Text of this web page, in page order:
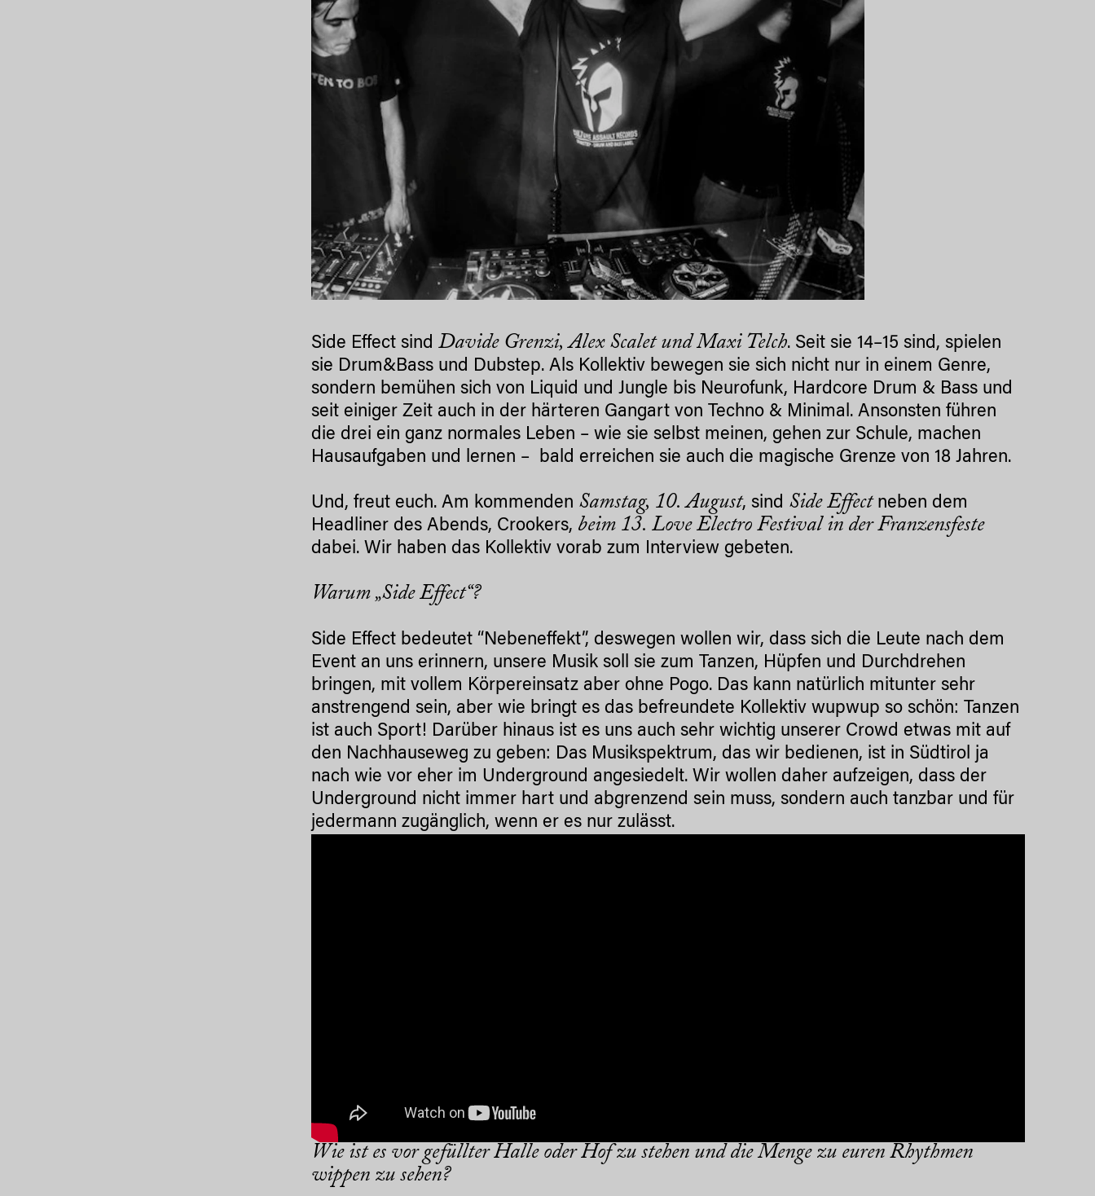
Side Effect sindDavide Grenzi, Alex Scalet und Maxi Telch. Seit sie 14–15 sind, spielen
sie Drum&Bass und Dubstep. Als Kollektiv bewegen sie sich nicht nur in einem Genre,
sondern bemühen sich von Liquid und Jungle bis Neurofunk, Hardcore Drum & Bass und
seit einiger Zeit auch in der härteren Gangart von Techno & Minimal. Ansonsten führen
die drei ein ganz normales Leben – wie sie selbst meinen, gehen zur Schule, machen
Hausaufgaben und lernen – bald erreichen sie auch die magische Grenze von 18 Jahren.
Und, freut euch. Am kommenden Samstag, 10. August, sind Side Effectneben dem
Headliner des Abends, Crookers, beim 13. Love Electro Festival in der Franzensfeste
dabei. Wir haben das Kollektiv vorab zum Interview gebeten.
Warum „Side Effect“?
Side Effect bedeutet “Nebeneffekt”, deswegen wollen wir, dass sich die Leute nach dem
Event an uns erinnern, unsere Musik soll sie zum Tanzen, Hüpfen und Durchdrehen
bringen, mit vollem Körpereinsatz aber ohne Pogo. Das kann natürlich mitunter sehr
anstrengend sein, aber wie bringt es das befreundete Kollektiv wupwup so schön: Tanzen
ist auch Sport! Darüber hinaus ist es uns auch sehr wichtig unserer Crowd etwas mit auf
den Nachhauseweg zu geben: Das Musikspektrum, das wir bedienen, ist in Südtirol ja
nach wie vor eher im Underground angesiedelt. Wir wollen daher aufzeigen, dass der
Underground nicht immer hart und abgrenzend sein muss, sondern auch tanzbar und für
jedermann zugänglich, wenn er es nur zulässt.
Wie ist es vor gefüllter Halle oder Hof zu stehen und die Menge zu euren Rhythmen
wippen zu sehen?